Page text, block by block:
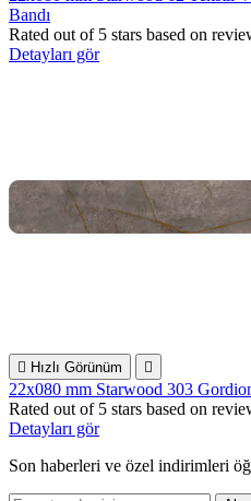
Bandı
Rated out of 5 stars based on
Detayları gör
 Hızlı Görünüm 
22x080 mm Starwood 303
Rated out of 5 stars based on
Detayları gör
Son haberleri ve özel indirimleri